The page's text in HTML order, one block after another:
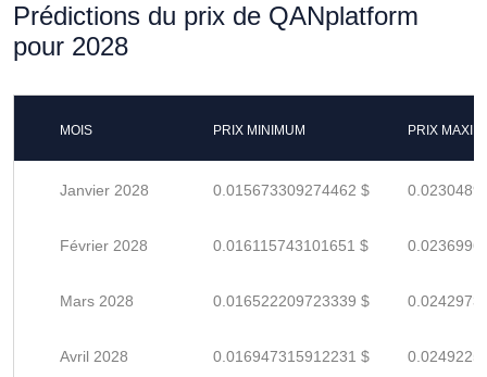
Prédictions du prix de QANplatform
pour 2028
MOIS PRIX MINIMUM PRIX
Janvier 2028 0.015673309274462 $
Février 2028 0.016115743101651 $
Mars 2028 0.016522209723339 $
Avril 2028 0.016947315912231 $